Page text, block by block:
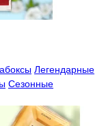
Легендарные
Сезонные